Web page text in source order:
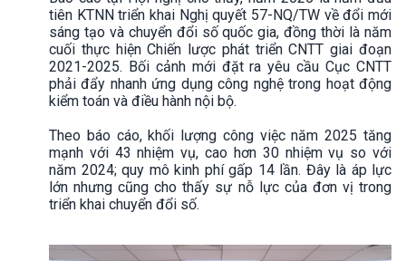
tiên KTNN triển khai Nghị quyết 57-NQ/TW về đổi mới
sáng tạo và chuyển đổi số quốc gia, đồng thời là năm
cuối thực hiện Chiến lược phát triển CNTT giai đoạn
2021-2025. Bối cảnh mới đặt ra yêu cầu Cục CNTT
phải đẩy nhanh ứng dụng công nghệ trong hoạt động
kiểm toán và điều hành nội bộ.
Theo báo cáo, khối lượng công việc năm 2025 tăng
mạnh với 43 nhiệm vụ, cao hơn 30 nhiệm vụ so với
năm 2024; quy mô kinh phí gấp 14 lần. Đây là áp lực
lớn nhưng cũng cho thấy sự nỗ lực của đơn vị trong
triển khai chuyển đổi số.